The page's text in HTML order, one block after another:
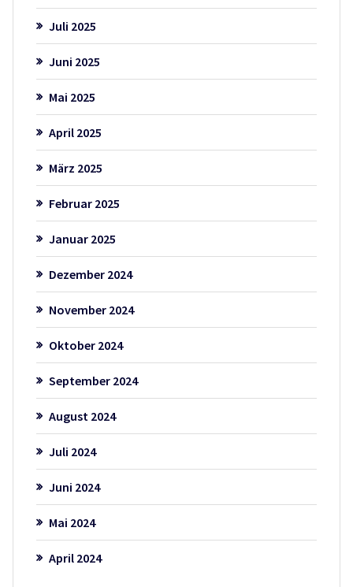
Juli 2025
Juni 2025
Mai 2025
April 2025
März 2025
Februar 2025
Januar 2025
Dezember 2024
November 2024
Oktober 2024
September 2024
August 2024
Juli 2024
Juni 2024
Mai 2024
April 2024